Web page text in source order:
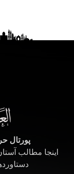
پورتال
اینجا مطالب